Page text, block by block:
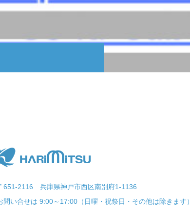
651-2116 兵庫県神戸市西区南別府1-1136
い合せは 9:00～17:00（日曜・祝祭日・その他は除きます）